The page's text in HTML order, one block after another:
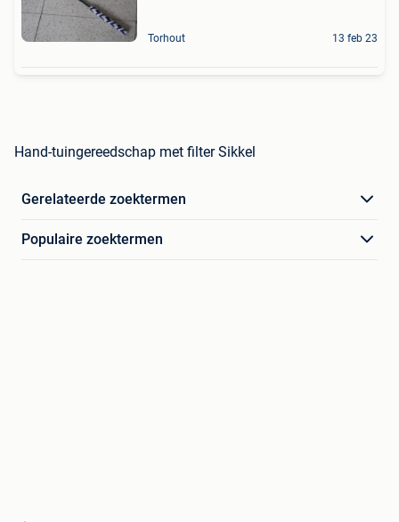
Torhout 13 feb 23
Hand-tuingereedschap met filter Sikkel
Gerelateerde zoektermen
Populaire zoektermen